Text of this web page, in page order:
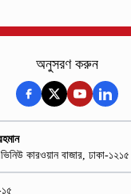
অনুসরণ করুন
কারওয়ান বাজার, ঢাকা-১২১৫